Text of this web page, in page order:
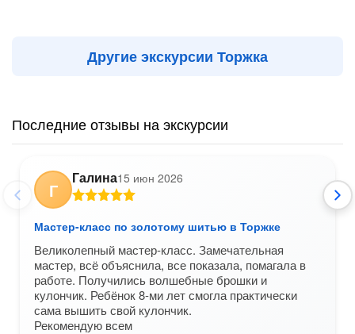
Другие экскурсии Торжка
Последние отзывы на экскурсии
Г
Галина15 июн 2026
Мастер-класс по золотому шитью в Торжке
Великолепный мастер-класс. Замечательная
мастер, всё объяснила, все показала, помагала в
работе. Получились волшебные брошки и
кулончик. Ребёнок 8-ми лет смогла практически
сама вышить свой кулончик.
Рекомендую всем